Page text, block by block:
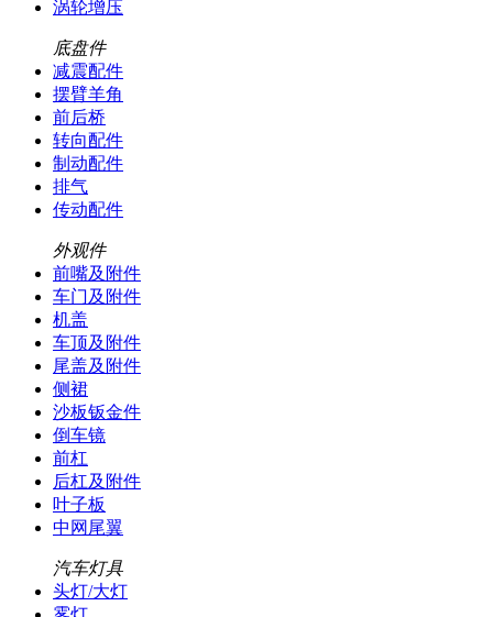
涡轮增压
底盘件
减震配件
摆臂羊角
前后桥
转向配件
制动配件
排气
传动配件
外观件
前嘴及附件
车门及附件
机盖
车顶及附件
尾盖及附件
侧裙
沙板钣金件
倒车镜
前杠
后杠及附件
叶子板
中网尾翼
汽车灯具
头灯/大灯